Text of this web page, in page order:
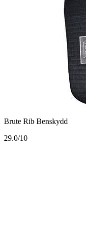
Brute Rib Benskydd
29.0/10